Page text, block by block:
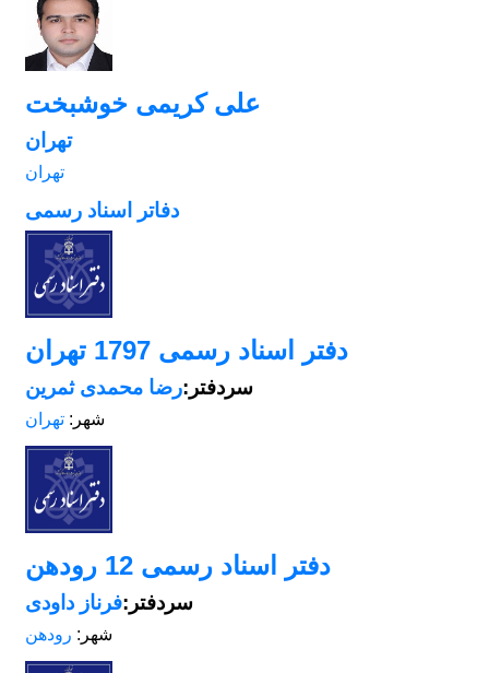
علی کریمی خوشبخت
تهران
تهران
دفاتر اسناد رسمی
دفتر اسناد رسمی 1797 تهران
سردفتر:رضا محمدی ثمرین
شهر: تهران
دفتر اسناد رسمی 12 رودهن
سردفتر:فرناز داودی
شهر: رودهن